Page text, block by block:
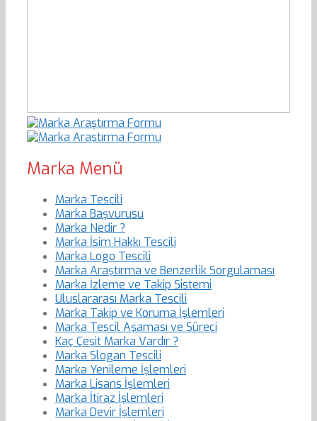
Marka Menü
Marka Tescili
Marka Başvurusu
Marka Nedir ?
Marka İsim Hakkı Tescili
Marka Logo Tescili
Marka Araştırma ve Benzerlik Sorgulaması
Marka İzleme ve Takip Sistemi
Uluslararası Marka Tescili
Marka Takip ve Koruma İşlemleri
Marka Tescil Aşaması ve Süreci
Kaç Çeşit Marka Vardır ?
Marka Slogan Tescili
Marka Yenileme İşlemleri
Marka Lisans İşlemleri
Marka İtiraz İşlemleri
Marka Devir İşlemleri